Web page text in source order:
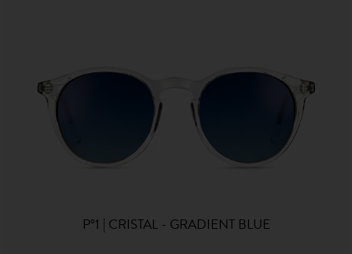
P°1 | CRISTAL - GRADIENT BLUE